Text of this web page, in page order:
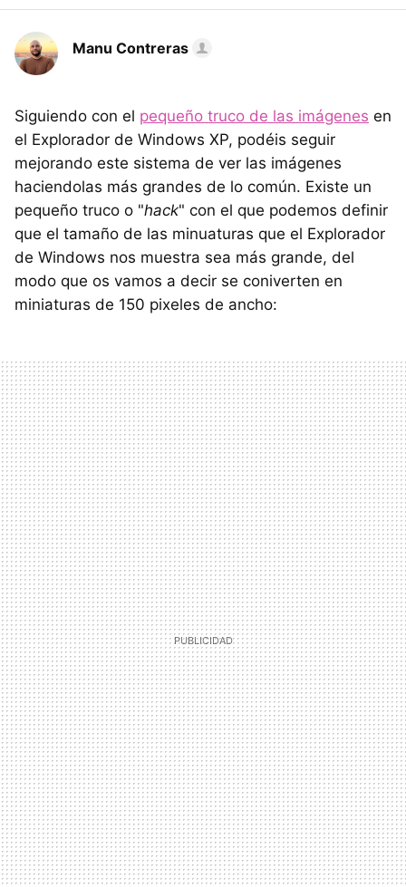
Manu Contreras
Siguiendo con el pequeño truco de las imágenes en
el Explorador de Windows XP, podéis seguir
mejorando este sistema de ver las imágenes
haciendolas más grandes de lo común. Existe un
pequeño truco o "hack" con el que podemos definir
que el tamaño de las minuaturas que el Explorador
de Windows nos muestra sea más grande, del
modo que os vamos a decir se coniverten en
miniaturas de 150 pixeles de ancho: